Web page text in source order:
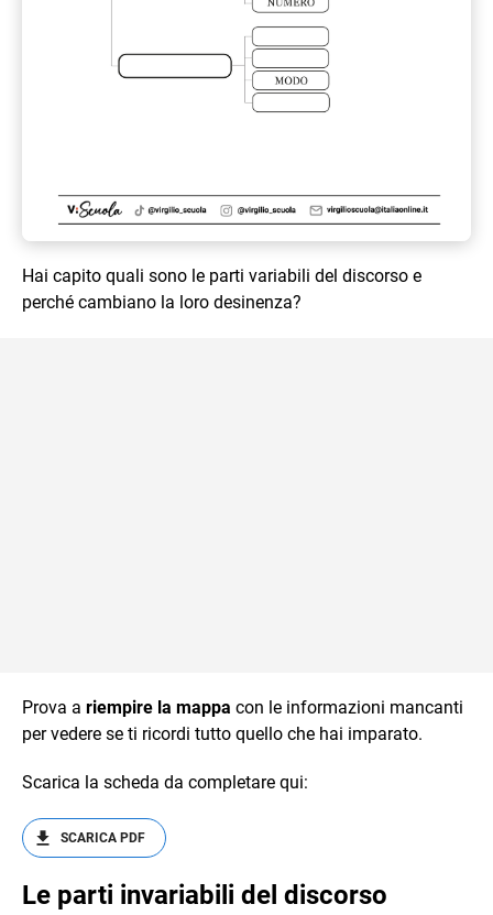
Hai capito quali sono le parti variabili del discorso e
perché cambiano la loro desinenza?
Prova a riempire la mappa con le informazioni mancanti
per vedere se ti ricordi tutto quello che hai imparato.
Scarica la scheda da completare qui:
SCARICA PDF
Le parti invariabili del discorso